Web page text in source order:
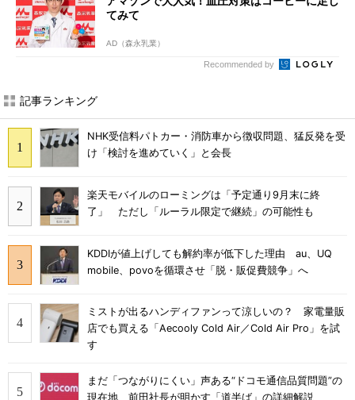
てみて
AD（森永乳業）
Recommended by
記事ランキング
NHK受信料パトカー・消防車から徴収問題、猛反発を受
け「検討を進めていく」と会長
楽天モバイルのローミングは「予定通り9月末に終
了」 ただし「ルーラル限定で継続」の可能性も
KDDIが値上げしても解約率が低下した理由 au、UQ
mobile、povoを循環させ「脱・販促費競争」へ
ミストが出るハンディファンって涼しいの？ 家電量販
店でも買える「Aecooly Cold Air／Cold Air Pro」を試
す
まだ「つながりにくい」声ある“ドコモ通信品質問題”の
現在地 前田社長が明かす「道半ば」の詳細解説